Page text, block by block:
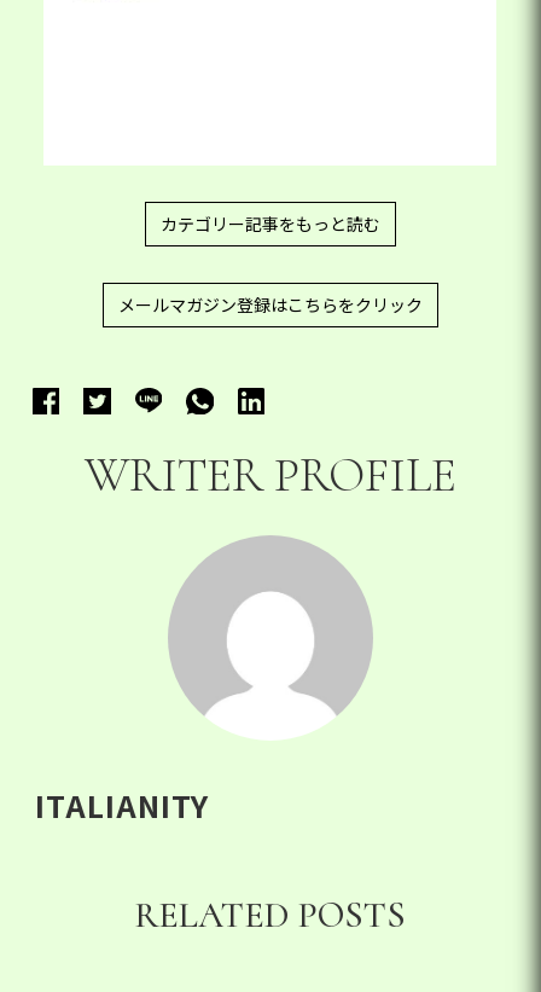
カテゴリー記事をもっと読む
メールマガジン登録はこちらをクリック
WRITER PROFILE
ITALIANITY
RELATED POSTS